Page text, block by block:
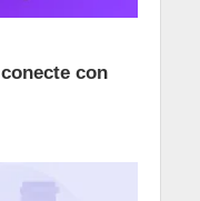
con